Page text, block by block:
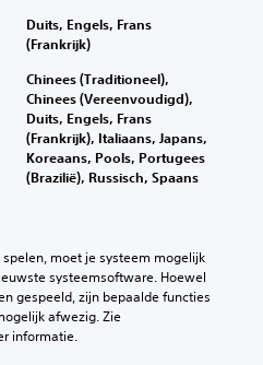
Duits, Engels, Frans
(Frankrijk)
Chinees (Traditioneel),
Chinees (Vereenvoudigd),
Duits, Engels, Frans
(Frankrijk), Italiaans, Japans,
Koreaans, Pools, Portugees
(Brazilië), Russisch, Spaans
moet je systeem mogelijk
systeemsoftware. Hoewel
gespeeld, zijn bepaalde functies
afwezig. Zie
informatie.